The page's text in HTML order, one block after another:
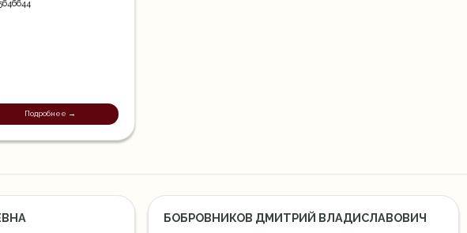
Подробнее →
БОБРОВНИКОВ ДМИТРИЙ ВЛАДИСЛАВОВИЧ